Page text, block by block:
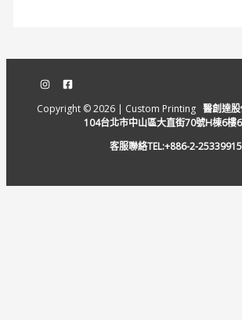
Copyright © 2026 | Custom Printing 醫創達
104台北市中山區大直街70號H棟6樓
客服聯絡TEL:+886-2-25339915